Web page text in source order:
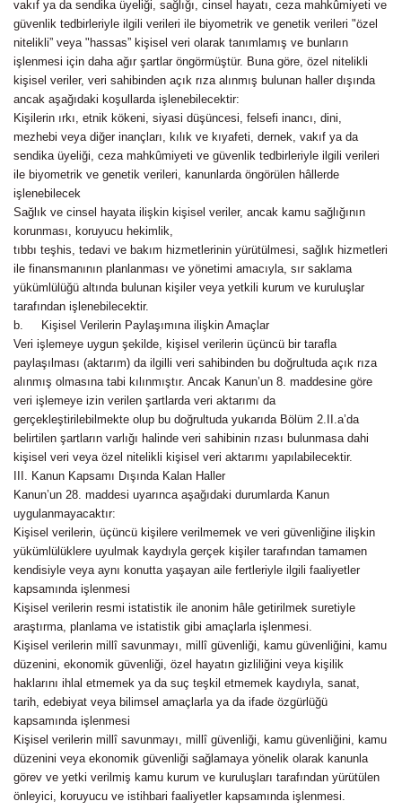
vakıf ya da sendika üyeliği, sağlığı, cinsel hayatı, ceza mahkûmiyeti ve
güvenlik tedbirleriyle ilgili verileri ile biyometrik ve genetik verileri "özel
nitelikli” veya "hassas” kişisel veri olarak tanımlamış ve bunların
işlenmesi için daha ağır şartlar öngörmüştür. Buna göre, özel nitelikli
kişisel veriler, veri sahibinden açık rıza alınmış bulunan haller dışında
ancak aşağıdaki koşullarda işlenebilecektir:
Kişilerin ırkı, etnik kökeni, siyasi düşüncesi, felsefi inancı, dini,
mezhebi veya diğer inançları, kılık ve kıyafeti, dernek, vakıf ya da
sendika üyeliği, ceza mahkûmiyeti ve güvenlik tedbirleriyle ilgili verileri
ile biyometrik ve genetik verileri, kanunlarda öngörülen hâllerde
işlenebilecek
Sağlık ve cinsel hayata ilişkin kişisel veriler, ancak kamu sağlığının
korunması, koruyucu hekimlik,
tıbbı teşhis, tedavi ve bakım hizmetlerinin yürütülmesi, sağlık hizmetleri
ile finansmanının planlanması ve yönetimi amacıyla, sır saklama
yükümlülüğü altında bulunan kişiler veya yetkili kurum ve kuruluşlar
tarafından işlenebilecektir.
b. Kişisel Verilerin Paylaşımına ilişkin Amaçlar
Veri işlemeye uygun şekilde, kişisel verilerin üçüncü bir tarafla
paylaşılması (aktarım) da ilgilli veri sahibinden bu doğrultuda açık rıza
alınmış olmasına tabi kılınmıştır. Ancak Kanun’un 8. maddesine göre
veri işlemeye izin verilen şartlarda veri aktarımı da
gerçekleştirilebilmekte olup bu doğrultuda yukarıda Bölüm 2.II.a’da
belirtilen şartların varlığı halinde veri sahibinin rızası bulunmasa dahi
kişisel veri veya özel nitelikli kişisel veri aktarımı yapılabilecektir.
III. Kanun Kapsamı Dışında Kalan Haller
Kanun’un 28. maddesi uyarınca aşağıdaki durumlarda Kanun
uygulanmayacaktır:
Kişisel verilerin, üçüncü kişilere verilmemek ve veri güvenliğine ilişkin
yükümlülüklere uyulmak kaydıyla gerçek kişiler tarafından tamamen
kendisiyle veya aynı konutta yaşayan aile fertleriyle ilgili faaliyetler
kapsamında işlenmesi
Kişisel verilerin resmi istatistik ile anonim hâle getirilmek suretiyle
araştırma, planlama ve istatistik gibi amaçlarla işlenmesi.
Kişisel verilerin millî savunmayı, millî güvenliği, kamu güvenliğini, kamu
düzenini, ekonomik güvenliği, özel hayatın gizliliğini veya kişilik
haklarını ihlal etmemek ya da suç teşkil etmemek kaydıyla, sanat,
tarih, edebiyat veya bilimsel amaçlarla ya da ifade özgürlüğü
kapsamında işlenmesi
Kişisel verilerin millî savunmayı, millî güvenliği, kamu güvenliğini, kamu
düzenini veya ekonomik güvenliği sağlamaya yönelik olarak kanunla
görev ve yetki verilmiş kamu kurum ve kuruluşları tarafından yürütülen
önleyici, koruyucu ve istihbari faaliyetler kapsamında işlenmesi.